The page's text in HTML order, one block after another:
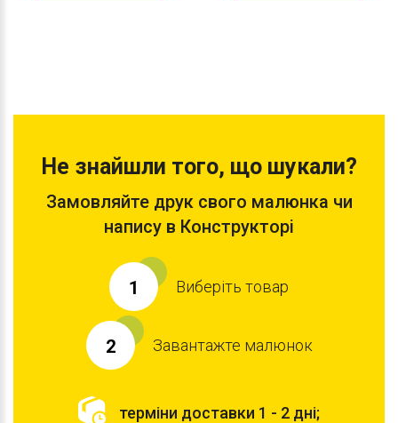
Не знайшли того, що шукали?
Замовляйте друк свого малюнка чи
напису в Конструкторі
1 Виберіть товар
2 Завантажте малюнок
терміни доставки 1 - 2 дні;